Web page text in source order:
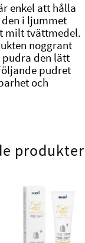
enkel att hålla
i ljummet
milt tvättmedel.
noggrant
den lätt
pudret
och
produkter